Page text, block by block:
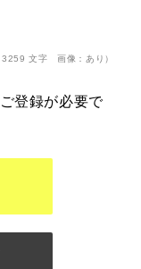
3259 文字 画像：あり）
登録が必要で